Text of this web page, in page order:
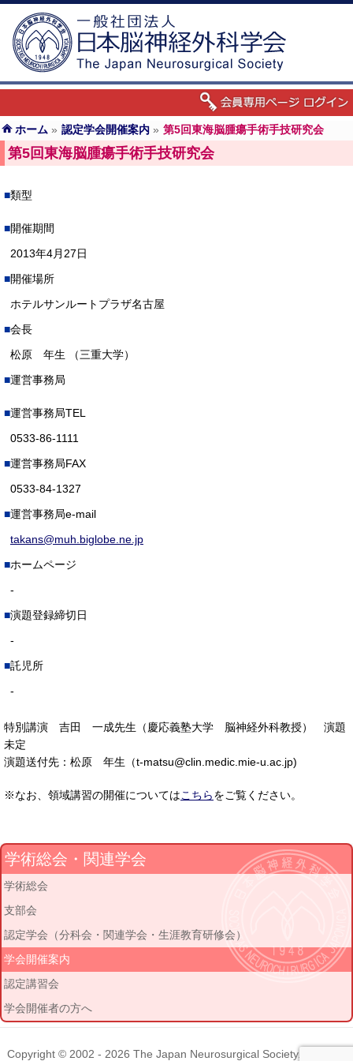
ホーム » 認定学会開催案内 » 第5回東海脳腫瘍手術手技研究会
第5回東海脳腫瘍手術手技研究会
類型
開催期間
2013年4月27日
開催場所
ホテルサンルートプラザ名古屋
会長
松原 年生 （三重大学）
運営事務局
運営事務局TEL
0533-86-1111
運営事務局FAX
0533-84-1327
運営事務局e-mail
takans@muh.biglobe.ne.jp
ホームページ
-
演題登録締切日
-
託児所
-
特別講演 吉田 一成先生（慶応義塾大学 脳神経外科教授） 演題
未定
演題送付先：松原 年生（t-matsu@clin.medic.mie-u.ac.jp)
※なお、領域講習の開催についてはこちらをご覧ください。
学術総会・関連学会
学術総会
支部会
認定学会（分科会・関連学会・生涯教育研修会）
学会開催案内
認定講習会
学会開催者の方へ
Copyright © 2002 - 2026 The Japan Neurosurgical Society. All rights